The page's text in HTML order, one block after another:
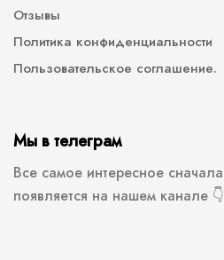
Отзывы
Политика конфиденциальности
Пользовательское соглашение.
Мы в телеграм
Все самое интересное сначала
появляется на нашем канале 👇